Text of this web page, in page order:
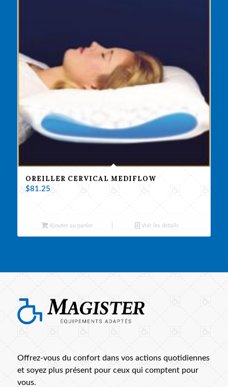
OREILLER CERVICAL MEDIFLOW
$81.25
Ajouter au panier Voir les détails
Offrez-vous du confort dans vos actions quotidiennes
et soyez plus présent pour ceux qui comptent pour
vous.